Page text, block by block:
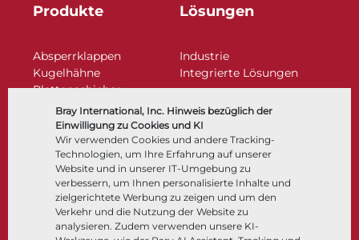
Bray International, Inc. Hinweis bezüglich der
Einwilligung zu Cookies und KI
Wir verwenden Cookies und andere Tracking-
Technologien, um Ihre Erfahrung auf unserer
Website und in unserer IT-Umgebung zu
verbessern, um Ihnen personalisierte Inhalte und
zielgerichtete Werbung zu zeigen und um den
Verkehr und die Nutzung der Website zu
analysieren. Zudem verwenden unsere KI-
Produkte
Absperrklappen
Kugelhähne
Plattenschieber
Regelarmaturen
Rückschlagklappen
Antriebe | Betätigungen
Steuer- und Regeltechnik
Tieftemperatur​​​​​​​
Lösungen
Industrie
Integrierte Lösungen
Unternehmen Dokumentation